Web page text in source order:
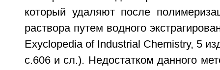
который удаляют после
раствора путем водного
Exyclopedia of Industrial Chemistry, 5
с.606 и сл.). Недостатком данного